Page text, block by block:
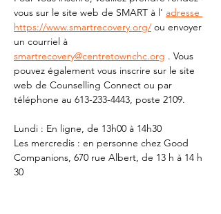
vous sur le site web de SMART à l' adresse
https://www.smartrecovery.org/ ou envoyer
un courriel à
smartrecovery@centretownchc.org . Vous
pouvez également vous inscrire sur le site
web de Counselling Connect ou par
téléphone au 613-233-4443, poste 2109.
Lundi : En ligne, de 13h00 à 14h30
Les mercredis : en personne chez Good
Companions, 670 rue Albert, de 13 h à 14 h
30